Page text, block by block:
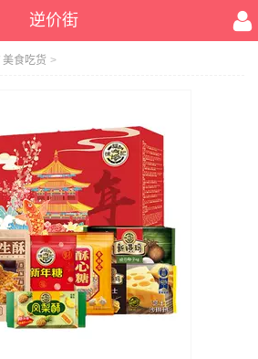
逆价街
美食吃货 >